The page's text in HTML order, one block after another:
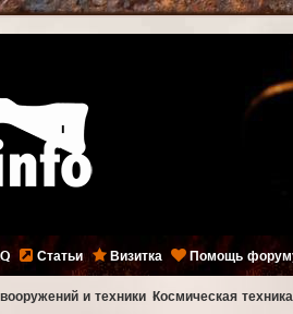
Статьи Визитка Помощь
и техники Космическая техника